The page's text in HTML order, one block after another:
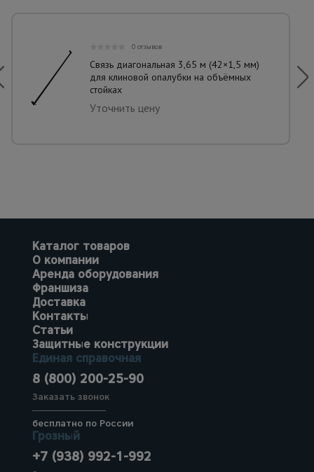
0 отзывов
Связь диагональная 3,65 м (42×1,5 мм)
для клиновой опалубки на объёмных
стойках
Уточнить цену
Каталог товаров
О компании
Аренда оборудования
Франшиза
Доставка
Контакты
Статьи
Защитные конструкции
Единая справочная
8 (800) 200-25-90
Заказать звонок
бесплатно по России
Грозный
+7 (938) 992-1-992